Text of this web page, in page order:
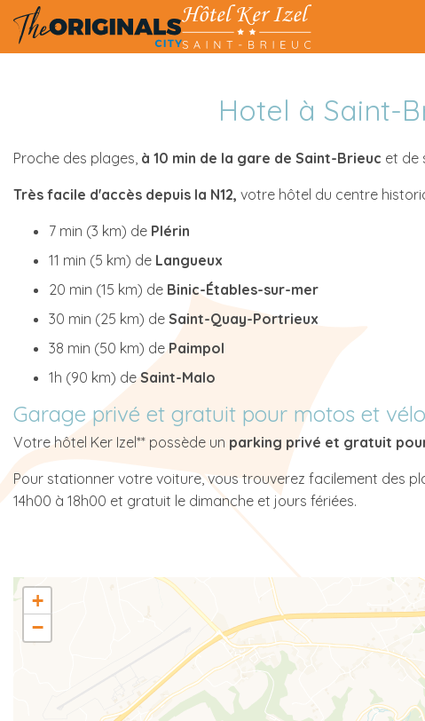
Hotel à Saint-
Proche des plages, à 10 min de la gare de Saint-Brieuc et de
Très facile d'accès depuis la N12, votre hôtel du centre
7 min (3 km) de Plérin
11 min (5 km) de Langueux
20 min (15 km) de Binic-Étables-sur-mer
30 min (25 km) de Saint-Quay-Portrieux
38 min (50 km) de Paimpol
1h (90 km) de Saint-Malo
Garage privé et gratuit pour motos et
Votre hôtel Ker Izel** possède un parking privé et gratuit
Pour stationner votre voiture, vous trouverez facilement des
14h00 à 18h00 et gratuit le dimanche et jours fériées.
+
−